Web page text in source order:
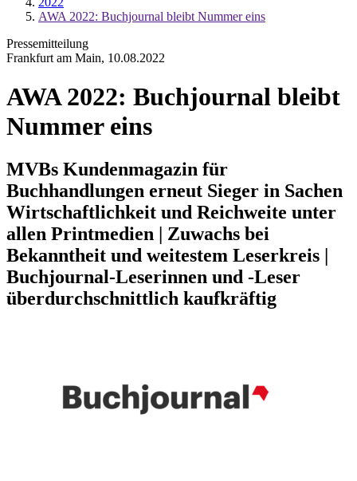
AWA 2022: Buchjournal bleibt Nummer eins
Pressemitteilung
Frankfurt am Main, 10.08.2022
AWA 2022: Buchjournal bleibt
Nummer eins
MVBs Kundenmagazin für
Buchhandlungen erneut Sieger in Sachen
Wirtschaftlichkeit und Reichweite unter
allen Printmedien | Zuwachs bei
Bekanntheit und weitestem Leserkreis |
Buchjournal-Leserinnen und -Leser
überdurchschnittlich kaufkräftig